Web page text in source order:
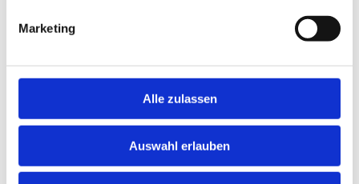
Marketing
Alle zulassen
Auswahl erlauben